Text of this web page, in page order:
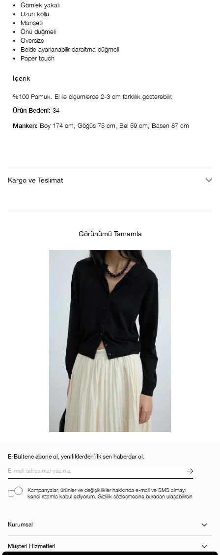
Gömlek yakalı
Uzun kollu
Manşetli
Önü düğmeli
Oversize
Belde ayarlanabilir daraltma düğmeli
Paper touch
%100 Pamuk. El ile ölçümlerde 2-3 cm farklılık gösterebilir.
Ürün Bedeni: 34
Manken: Boy 174 cm, Göğüs 75 cm, Bel 59 cm, Basen 87 cm
Kargo ve Teslimat
Görünümü Tamamla
E-Bültene abone ol, yeniliklerden ilk sen haberdar ol.
Kampanyalar, ürünler ve değişiklikler hakkında e-mail ve SMS almayı
kendi rızamla kabul ediyorum. Gizlilik sözleşmesine buradan ulaşabilirsin
Kurumsal
Müşteri Hizmetleri